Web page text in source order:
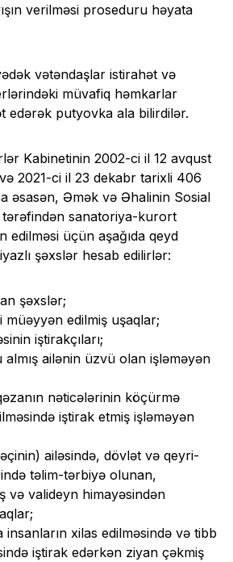
verilməsi proseduru həyata
vətəndaşlar istirahət və
müvafiq həmkarlar
edərək putyovka ala bilirdilər.
Kabinetinin 2002-ci il 12 avqust
2021-ci il 23 dekabr tarixli 406
əsasən, Əmək və Əhalinin Sosial
tərəfindən sanatoriya-kurort
edilməsi üçün aşağıda qeyd
şəxslər hesab edilirlər:
şəxslər;
müəyyən edilmiş uşaqlar;
iştirakçıları;
almış ailənin üzvü olan işləməyən
nəticələrinin köçürmə
iştirak etmiş işləməyən
ailəsində, dövlət və qeyri-
təlim-tərbiyə olunan,
və valideyn himayəsindən
insanların xilas edilməsində və tibb
iştirak edərkən ziyan çəkmiş